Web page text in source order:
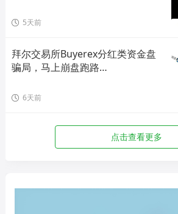
5天前
拜尔交易所Buyerex分红类资金盘
骗局，马上崩盘跑路…
6天前
点击查看更多